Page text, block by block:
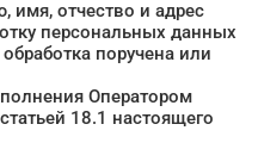
отчество и адрес
персональных данных
поручена или
Оператором
18.1 настоящего